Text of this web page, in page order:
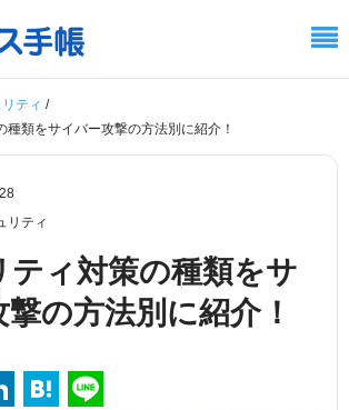
ティ /
種類をサイバー攻撃の方法別に紹介！
リティ
ティ対策の種類をサ
の方法別に紹介！
Li
H